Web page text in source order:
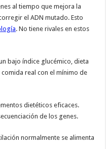
al tiempo que mejora la
el ADN mutado. Esto
. No tiene rivales en estos
bajo índice glucémico, dieta
comida real con el mínimo de
dietéticos eficaces.
de los genes.
normalmente se alimenta